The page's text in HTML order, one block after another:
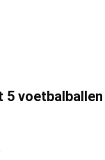
5 voetbalballen